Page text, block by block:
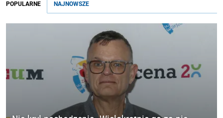
POPULARNE NAJNOWSZE